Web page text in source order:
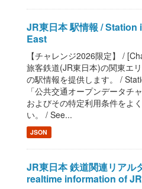
JR東日本 駅情報 /
East
【チャレンジ2026限定】 /
旅客鉄道(JR東日本)の関東エ
の駅情報を提供します。 /
「公共交通オープンデータチ
およびその特定利用条件をよ
い。 / See...
JSON
JR東日本 鉄道関連リアル
realtime information of